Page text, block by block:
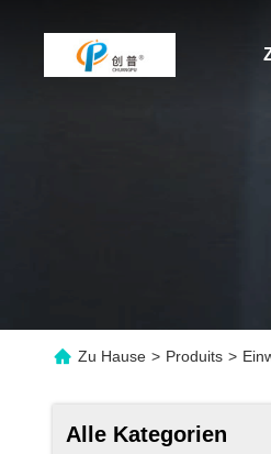
Zu Hause > Produits >
Alle Kategorien